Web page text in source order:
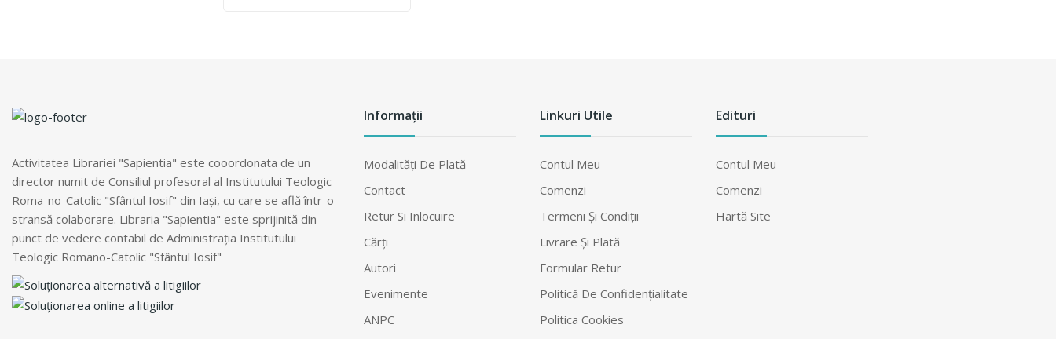
Activitatea Librariei "Sapientia" este cooordonata de un
director numit de Consiliul profesoral al Institutului Teologic
Roma-no-Catolic "Sfântul Iosif" din Iași, cu care se află într-o
stransă colaborare. Libraria "Sapientia" este sprijinită din
punct de vedere contabil de Administrația Institutului
Teologic Romano-Catolic "Sfântul Iosif"
Informații
Modalităţi De Plată
Contact
Retur Si Inlocuire
Cărți
Autori
Evenimente
ANPC
Linkuri Utile
Contul Meu
Comenzi
Termeni Şi Condiţii
Livrare Şi Plată
Formular Retur
Politică De Confidențialitate
Politica Cookies
Edituri
Contul Meu
Comenzi
Hartă Site